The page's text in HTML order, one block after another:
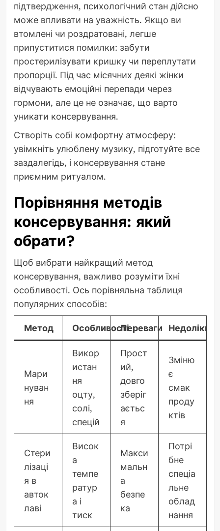
підтвердження, психологічний стан дійсно
може впливати на уважність. Якщо ви
втомлені чи роздратовані, легше
припуститися помилки: забути
простерилізувати кришку чи переплутати
пропорції. Під час місячних деякі жінки
відчувають емоційні перепади через
гормони, але це не означає, що варто
уникати консервування.
Створіть собі комфортну атмосферу:
увімкніть улюблену музику, підготуйте все
заздалегідь, і консервування стане
приємним ритуалом.
Порівняння методів
консервування: який
обрати?
Щоб вибрати найкращий метод
консервування, важливо розуміти їхні
особливості. Ось порівняльна таблиця
популярних способів:
Метод ОсобливостіПереваги Недоліки
Мари
нуван
ня
Викор
истан
ня
оцту,
солі,
спецій
Прост
ий,
довго
зберіг
аєтьс
я
Зміню
є
смак
проду
ктів
Стери
лізаці
я в
авток
лаві
Висок
а
темпе
ратур
а і
тиск
Макси
мальн
а
безпе
ка
Потрі
бне
спеціа
льне
облад
нання